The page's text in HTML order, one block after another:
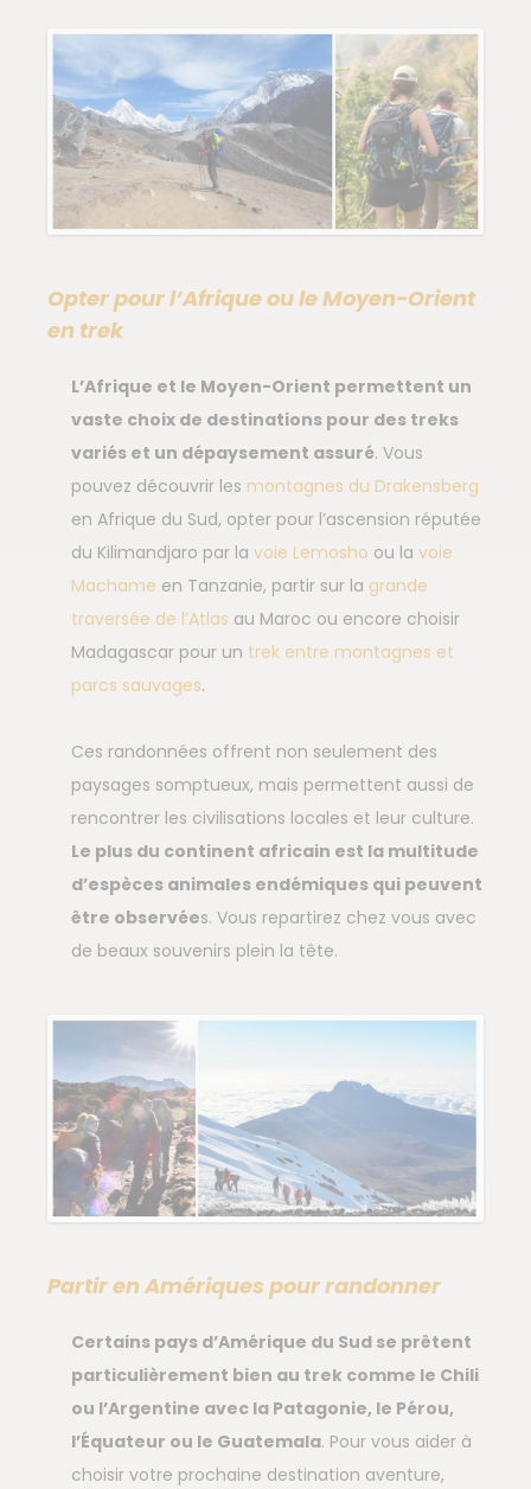
Opter pour l’Afrique ou le Moyen-Orient
en trek
L’Afrique et le Moyen-Orient permettent un
vaste choix de destinations pour des treks
variés et un dépaysement assuré. Vous
pouvez découvrir les montagnes du Drakensberg
en Afrique du Sud, opter pour l’ascension réputée
du Kilimandjaro par la voie Lemosho ou la voie
Machame en Tanzanie, partir sur la grande
traversée de l’Atlas au Maroc ou encore choisir
Madagascar pour un trek entre montagnes et
parcs sauvages.
Ces randonnées offrent non seulement des
paysages somptueux, mais permettent aussi de
rencontrer les civilisations locales et leur culture.
Le plus du continent africain est la multitude
d’espèces animales endémiques qui peuvent
être observées. Vous repartirez chez vous avec
de beaux souvenirs plein la tête.
Partir en Amériques pour randonner
Certains pays d’Amérique du Sud se prêtent
particulièrement bien au trek comme le Chili
ou l’Argentine avec la Patagonie, le Pérou,
l’Équateur ou le Guatemala. Pour vous aider à
choisir votre prochaine destination aventure,